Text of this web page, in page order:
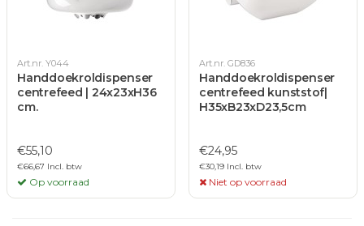
Art.nr. Y044
Handdoekroldispenser
centrefeed | 24x23xH36
cm.
€55,10
€66,67 Incl. btw
Op voorraad
Art.nr. GD836
Handdoekroldispenser
centrefeed kunststof|
H35xB23xD23,5cm
€24,95
€30,19 Incl. btw
Niet op voorraad